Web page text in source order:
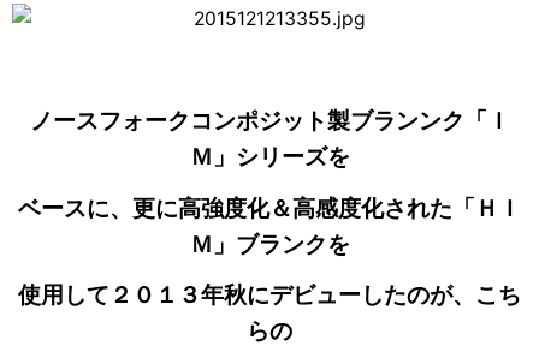
ノースフォークコンポジット製ブランンク「Ｉ
Ｍ」シリーズを
ベースに、更に高強度化＆高感度化された「ＨＩ
Ｍ」ブランクを
使用して２０１３年秋にデビューしたのが、こち
らの